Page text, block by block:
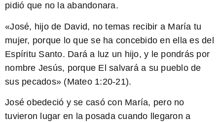
pidió que no la abandonara.
«José, hijo de David, no temas recibir a María tu
mujer, porque lo que se ha concebido en ella es del
Espíritu Santo. Dará a luz un hijo, y le pondrás por
nombre Jesús, porque El salvará a su pueblo de
sus pecados» (Mateo 1:20-21).
José obedeció y se casó con María, pero no
tuvieron lugar en la posada cuando llegaron a